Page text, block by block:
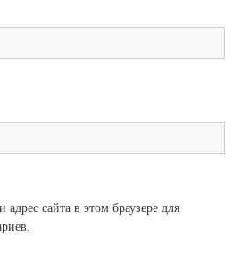
сайта в этом браузере для